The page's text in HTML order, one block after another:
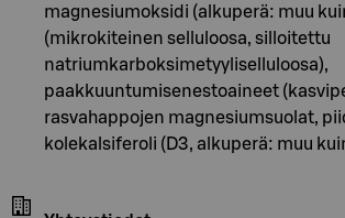
magnesiumoksidi (alkuperä: muu
(mikrokiteinen selluloosa, silloitettu
natriumkarboksimetyyliselluloosa),
paakkuuntumisenestoaineet
rasvahappojen magnesiumsuolat,
kolekalsiferoli (D3, alkuperä: muu